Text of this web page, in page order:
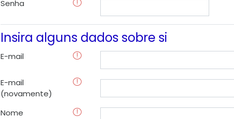
Senha
Insira alguns dados sobre si
E-mail
E-mail
(novamente)
Nome